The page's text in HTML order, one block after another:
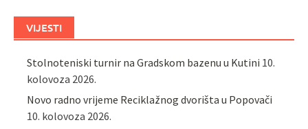
VIJESTI
Stolnoteniski turnir na Gradskom bazenu u Kutini 10.
kolovoza 2026.
Novo radno vrijeme Reciklažnog dvorišta u Popovači
10. kolovoza 2026.